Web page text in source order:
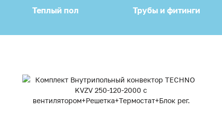
Теплый пол Трубы и фитинги